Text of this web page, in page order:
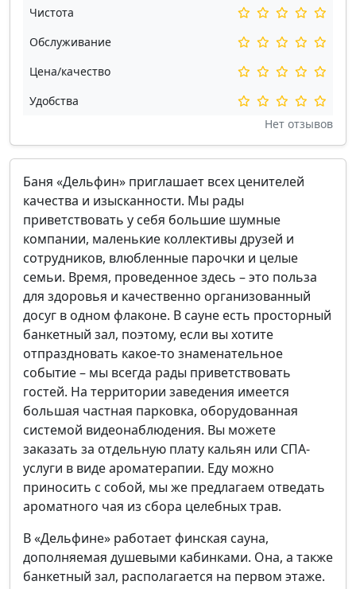
Чистота
Обслуживание
Цена/качество
Удобства
Нет отзывов
Баня «Дельфин» приглашает всех ценителей
качества и изысканности. Мы рады
приветствовать у себя большие шумные
компании, маленькие коллективы друзей и
сотрудников, влюбленные парочки и целые
семьи. Время, проведенное здесь – это польза
для здоровья и качественно организованный
досуг в одном флаконе. В сауне есть просторный
банкетный зал, поэтому, если вы хотите
отпраздновать какое-то знаменательное
событие – мы всегда рады приветствовать
гостей. На территории заведения имеется
большая частная парковка, оборудованная
системой видеонаблюдения. Вы можете
заказать за отдельную плату кальян или СПА-
услуги в виде ароматерапии. Еду можно
приносить с собой, мы же предлагаем отведать
ароматного чая из сбора целебных трав.
В «Дельфине» работает финская сауна,
дополняемая душевыми кабинками. Она, а также
банкетный зал, располагается на первом этаже.